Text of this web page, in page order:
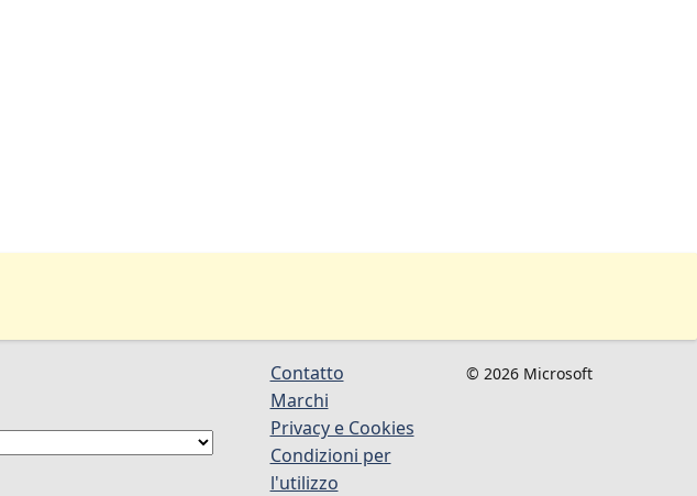
Contatto
Marchi
Privacy e Cookies
Condizioni per
l'utilizzo
© 2026 Microsoft